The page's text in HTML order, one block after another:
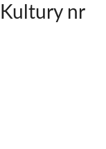
nr